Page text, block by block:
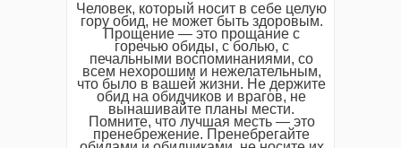
Человек, который носит в себе целую
гору обид, не может быть здоровым.
Прощение — это прощание с
горечью обиды, с болью, с
печальными воспоминаниями, со
всем нехорошим и нежелательным,
что было в вашей жизни. Не держите
обид на обидчиков и врагов, не
вынашивайте планы мести.
Помните, что лучшая месть — это
пренебрежение. Пренебрегайте